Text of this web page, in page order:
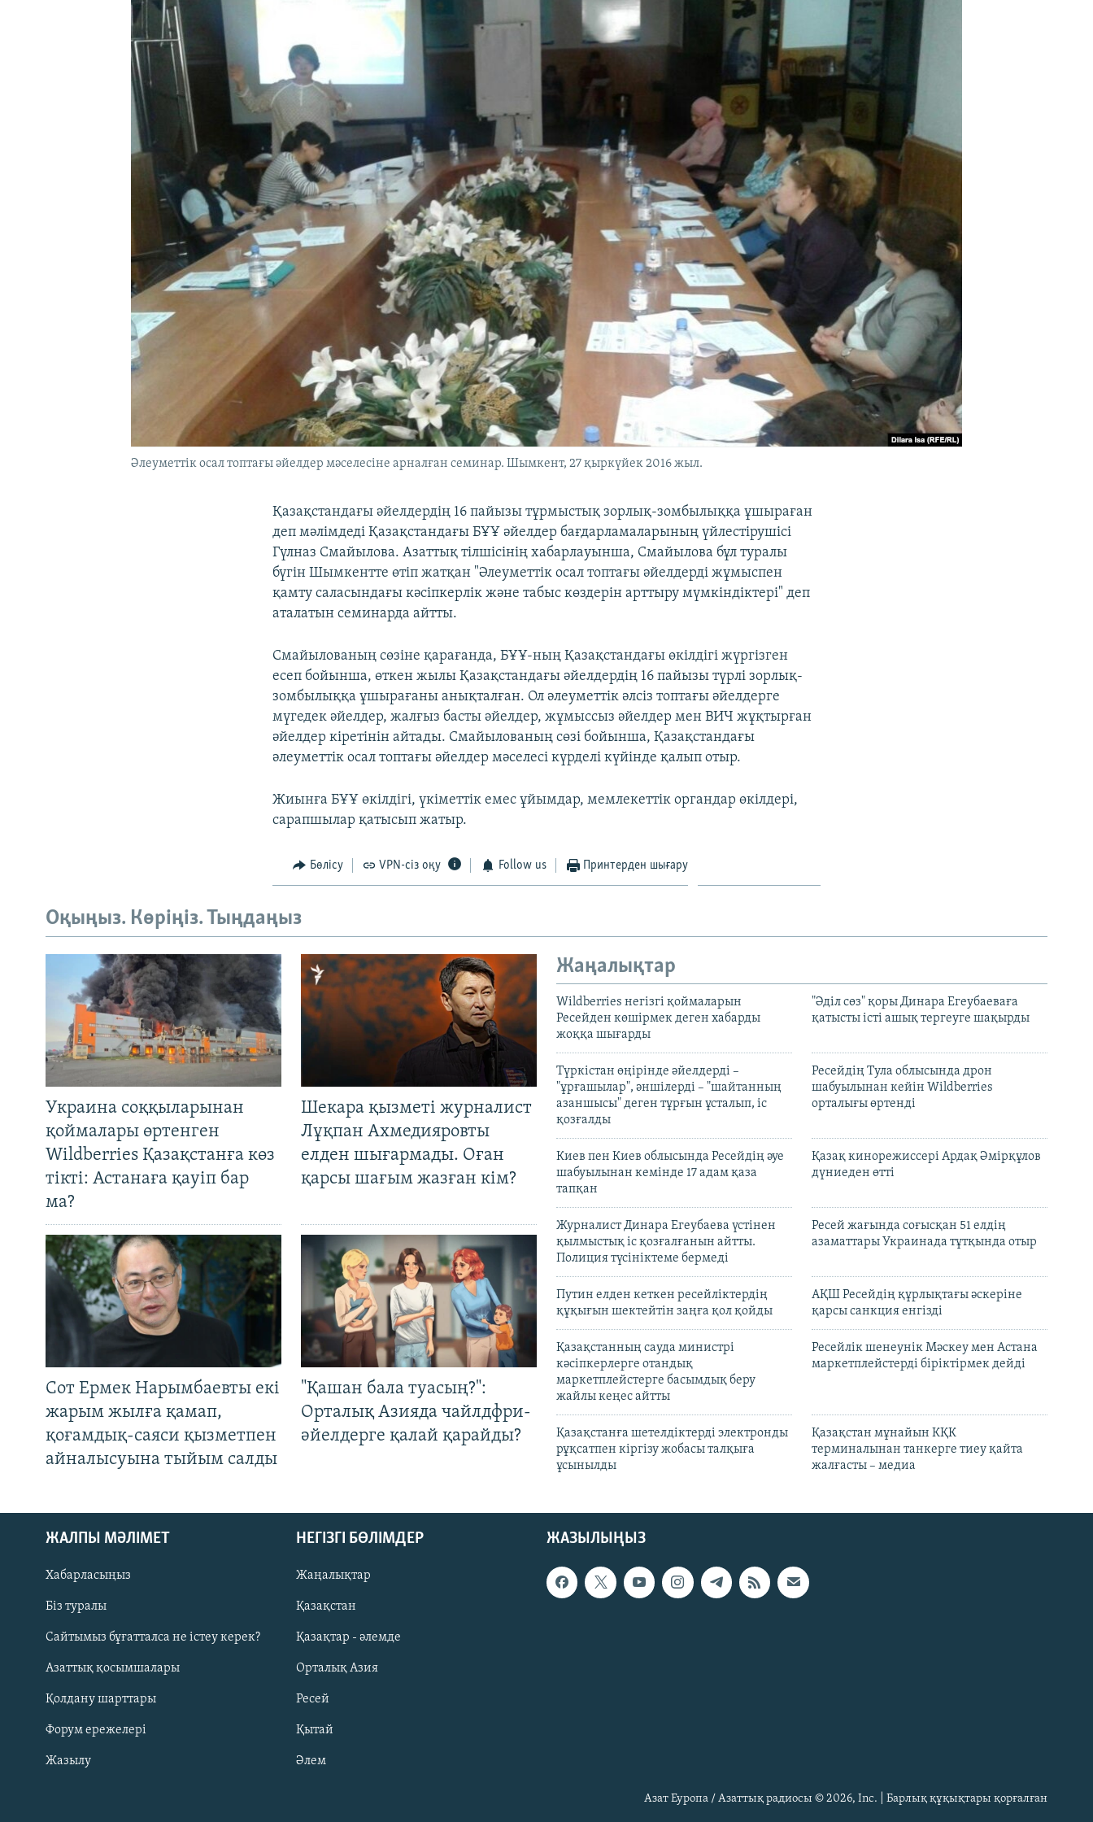
Русский
ЖАЗЫЛЫҢЫЗ
Әлеуметтік осал топтағы әйелдер мәселесіне арналған семинар. Шымкент, 27 қыркүйек 2016 жыл.
Қазақстандағы әйелдердің 16 пайызы тұрмыстық зорлық-зомбылыққа ұшыраған
деп мәлімдеді Қазақстандағы БҰҰ әйелдер бағдарламаларының үйлестірушісі
Гүлназ Смайылова. Азаттық тілшісінің хабарлауынша, Смайылова бұл туралы
бүгін Шымкентте өтіп жатқан "Әлеуметтік осал топтағы әйелдерді жұмыспен
қамту саласындағы кәсіпкерлік және табыс көздерін арттыру мүмкіндіктері" деп
аталатын семинарда айтты.
Смайылованың сөзіне қарағанда, БҰҰ-ның Қазақстандағы өкілдігі жүргізген
есеп бойынша, өткен жылы Қазақстандағы әйелдердің 16 пайызы түрлі зорлық-
зомбылыққа ұшырағаны анықталған. Ол әлеуметтік әлсіз топтағы әйелдерге
мүгедек әйелдер, жалғыз басты әйелдер, жұмыссыз әйелдер мен ВИЧ жұқтырған
әйелдер кіретінін айтады. Смайылованың сөзі бойынша, Қазақстандағы
әлеуметтік осал топтағы әйелдер мәселесі күрделі күйінде қалып отыр.
Жиынға БҰҰ өкілдігі, үкіметтік емес ұйымдар, мемлекеттік органдар өкілдері,
сарапшылар қатысып жатыр.
Бөлісу VPN-сіз оқу Follow us Принтерден шығару
Оқыңыз. Көріңіз. Тыңдаңыз
Украина соққыларынан
қоймалары өртенген
Wildberries Қазақстанға көз
тікті: Астанаға қауіп бар
ма?
Шекара қызметі журналист
Лұқпан Ахмедияровты
елден шығармады. Оған
қарсы шағым жазған кім?
Сот Ермек Нарымбаевты екі
жарым жылға қамап,
қоғамдық-саяси қызметпен
айналысуына тыйым салды
"Қашан бала туасың?":
Орталық Азияда чайлдфри-
әйелдерге қалай қарайды?
Жаңалықтар
Wildberries негізгі қоймаларын
Ресейден көшірмек деген хабарды
жоққа шығарды
"Әділ сөз" қоры Динара Егеубаеваға
қатысты істі ашық тергеуге шақырды
Түркістан өңірінде әйелдерді –
"ұрғашылар", әншілерді – "шайтанның
азаншысы" деген тұрғын ұсталып, іс
қозғалды
Ресейдің Тула облысында дрон
шабуылынан кейін Wildberries
орталығы өртенді
Киев пен Киев облысында Ресейдің әуе
шабуылынан кемінде 17 адам қаза
тапқан
Қазақ кинорежиссері Ардақ Әмірқұлов
дүниеден өтті
Журналист Динара Егеубаева үстінен
қылмыстық іс қозғалғанын айтты.
Полиция түсініктеме бермеді
Ресей жағында соғысқан 51 елдің
азаматтары Украинада тұтқында отыр
Путин елден кеткен ресейліктердің
құқығын шектейтін заңға қол қойды
АҚШ Ресейдің құрлықтағы әскеріне
қарсы санкция енгізді
Қазақстанның сауда министрі
кәсіпкерлерге отандық
маркетплейстерге басымдық беру
жайлы кеңес айтты
Ресейлік шенеунік Мәскеу мен Астана
маркетплейстерді біріктірмек дейді
Қазақстанға шетелдіктерді электронды
рұқсатпен кіргізу жобасы талқыға
ұсынылды
Қазақстан мұнайын КҚК
терминалынан танкерге тиеу қайта
жалғасты – медиа
ЖАЗЫЛЫҢЫЗ
ЖАЛПЫ МӘЛІМЕТ
Хабарласыңыз
Біз туралы
Сайтымыз бұғатталса не істеу керек?
Азаттық қосымшалары
Қолдану шарттары
Форум ережелері
Жазылу
НЕГІЗГІ БӨЛІМДЕР
Жаңалықтар
Қазақстан
Қазақтар - әлемде
Орталық Азия
Ресей
Қытай
Әлем
Азат Еуропа / Азаттық радиосы © 2026, Inc. | Барлық құқықтары қорғалған